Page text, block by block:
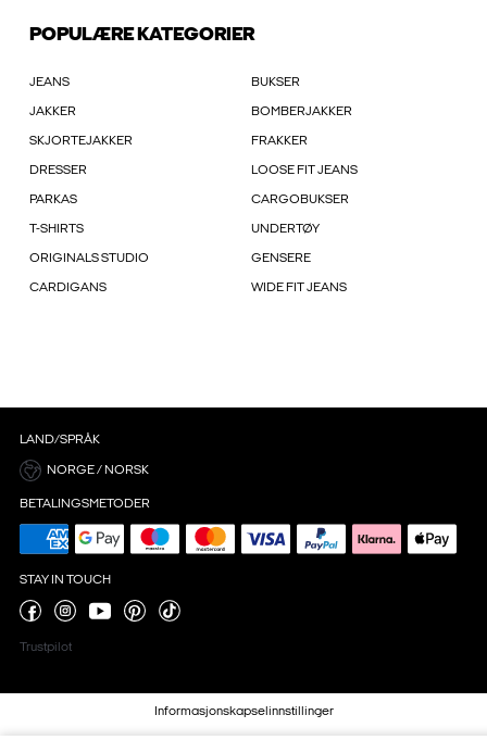
POPULÆRE KATEGORIER
JEANS BUKSER
JAKKER BOMBERJAKKER
SKJORTEJAKKER FRAKKER
DRESSER LOOSE FIT JEANS
PARKAS CARGOBUKSER
T-SHIRTS UNDERTØY
ORIGINALS STUDIO GENSERE
CARDIGANS WIDE FIT JEANS
LAND/SPRÅK
NORGE / NORSK
BETALINGSMETODER
STAY IN TOUCH
Trustpilot
Informasjonskapselinnstillinger